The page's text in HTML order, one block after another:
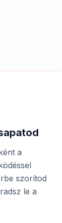
a
szorítod
le a